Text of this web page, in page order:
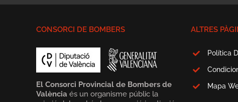
CONSORCI DE BOMBERS
El Consorci Provincial de Bombers de
València és un organisme públic la
ALTRES
Política
Mapa